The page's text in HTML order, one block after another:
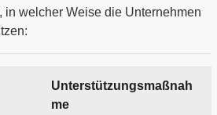
in welcher Weise die Unternehmen
Unterstützungsmaßnah
me